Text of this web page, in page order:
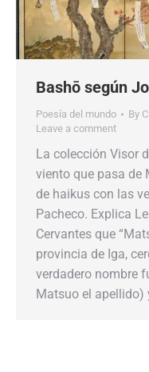
Bashō según
Poesía del mundo By
Leave a comment
La colección Visor
viento que pasa de
de haikus con las
Pacheco. Explica
Cervantes que
provincia de Iga,
verdadero nombre
Matsuo el apellido)